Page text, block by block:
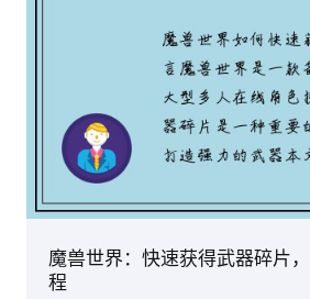
魔兽世界：快速获得武器碎片
程